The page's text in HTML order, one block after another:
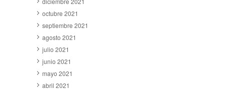
octubre 2021
septiembre 2021
agosto 2021
julio 2021
junio 2021
mayo 2021
abril 2021